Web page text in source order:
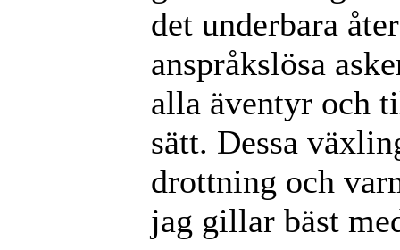
det underbara
anspråkslösa
alla äventyr och
sätt. Dessa
drottning och
jag gillar bäst